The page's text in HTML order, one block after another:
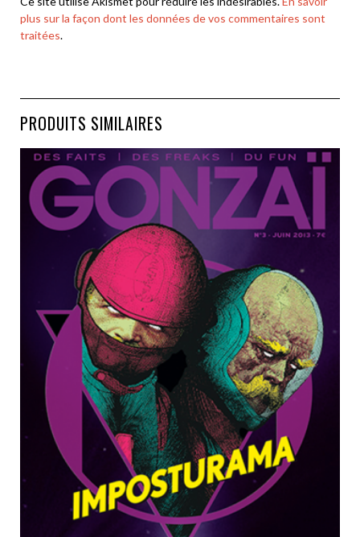
plus sur la façon dont les données de vos commentaires sont
traitées.
PRODUITS SIMILAIRES